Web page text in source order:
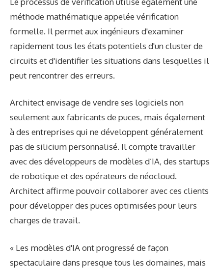
méthode mathématique appelée vérification
formelle. Il permet aux ingénieurs d'examiner
rapidement tous les états potentiels d'un cluster de
circuits et d'identifier les situations dans lesquelles il
peut rencontrer des erreurs.
Architect envisage de vendre ses logiciels non
seulement aux fabricants de puces, mais également
à des entreprises qui ne développent généralement
pas de silicium personnalisé. Il compte travailler
avec des développeurs de modèles d’IA, des startups
de robotique et des opérateurs de néocloud.
Architect affirme pouvoir collaborer avec ces clients
pour développer des puces optimisées pour leurs
charges de travail.
« Les modèles d'IA ont progressé de façon
spectaculaire dans presque tous les domaines, mais